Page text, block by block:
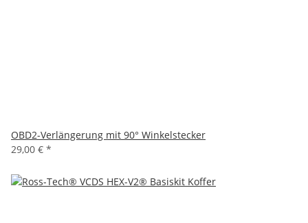
OBD2-Verlängerung mit 90° Winkelstecker
29,00 € *